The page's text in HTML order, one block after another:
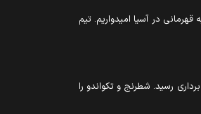
در آسیا امیدواریم. تیم
به دست بیاوریم. فضای اداری جدید فدراسیون با هزینه‌ای بالغ بر ۱۲ میلیارد تومان به بهره‌برداری رسید. شطرنج و تکواندو را